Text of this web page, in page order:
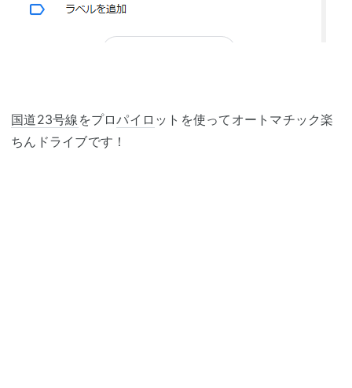
国道23号線 をプロパイロ ットを使ってオートマチック楽
ちんドライブです！